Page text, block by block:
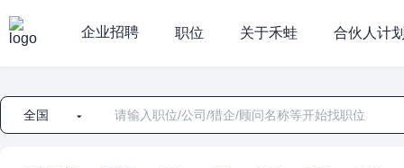
企业招聘 职位 关于禾蛙 合伙人计
全国